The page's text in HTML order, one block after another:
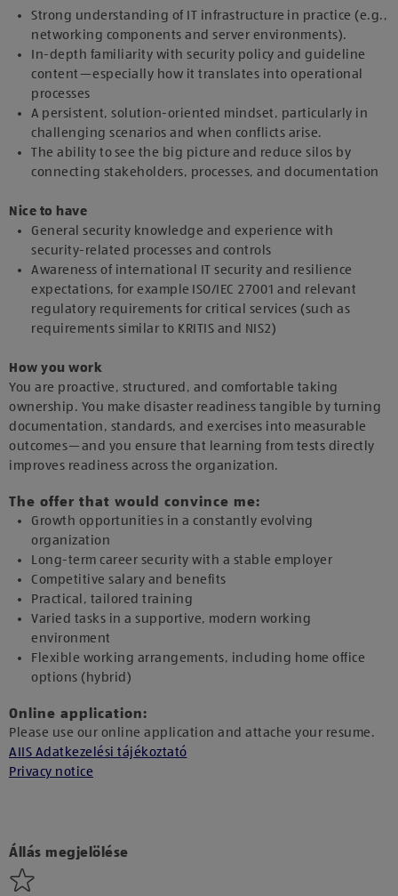
Strong understanding of IT infrastructure in practice (e.g.,
networking components and server environments).
In-depth familiarity with security policy and guideline
content—especially how it translates into operational
processes
A persistent, solution-oriented mindset, particularly in
challenging scenarios and when conflicts arise.
The ability to see the big picture and reduce silos by
connecting stakeholders, processes, and documentation
Nice to have
General security knowledge and experience with
security-related processes and controls
Awareness of international IT security and resilience
expectations, for example ISO/IEC 27001 and relevant
regulatory requirements for critical services (such as
requirements similar to KRITIS and NIS2)
How you work
You are proactive, structured, and comfortable taking
ownership. You make disaster readiness tangible by turning
documentation, standards, and exercises into measurable
outcomes—and you ensure that learning from tests directly
improves readiness across the organization.
The offer that would convince me:
Growth opportunities in a constantly evolving
organization
Long-term career security with a stable employer
Competitive salary and benefits
Practical, tailored training
Varied tasks in a supportive, modern working
environment
Flexible working arrangements, including home office
options (hybrid)
Online application:
Please use our online application and attache your resume.
AIIS Adatkezelési tájékoztató
Privacy notice
Állás megjelölése